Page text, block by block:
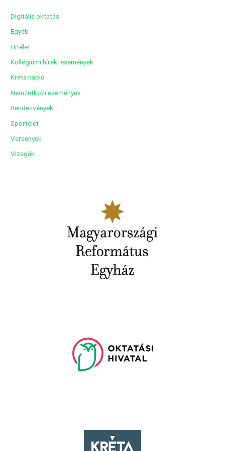
m
Digitális oktatás
Egyéb
Hitélet
Kollégiumi hírek, események
Kréta napló
Nemzetközi események
Rendezvények
Sportélet
Versenyek
Vizsgák